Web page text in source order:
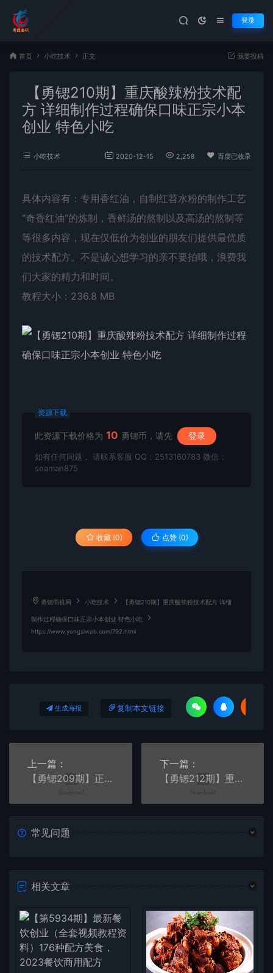
登录
首页 小吃技术 正文 我要投稿
【勇锶210期】重庆酸辣粉技术配
方 详细制作过程确保口味正宗小本
创业 特色小吃
小吃技术 2020-12-15 2,258 百度已收录
具体内容有：专用香红油，自制红苕水粉的制作工艺
“奇香红油”的炼制，香鲜汤的熬制以及高汤的熬制等
等很多内容，现在仅低价为创业的朋友们提供最优质
的技术配方。不是诚心想学习的亲不要拍哦，浪费我
们大家的精力和时间。
教程大小：236.8 MB
资源下载
此资源下载价格为 10 勇锶币，请先 登录
如有任何问题， 请联系客服 QQ：2513160783 微信：
seaman875
收藏 (0) 点赞 (0)
勇锶商机网 小吃技术 【勇锶210期】重庆酸辣粉技术配方 详细
制作过程确保口味正宗小本创业 特色小吃
https://www.yongsiweb.com/792.html
生成海报 复制本文链接
上一篇：
【勇锶209期】正宗桂林米粉制作教程 桂林米粉卤水配方 桂林米粉香料配方
下一篇：
【勇锶212期】重庆麻辣烫配方技术 底料 串串香 小吃技术配方全程详细详解 包会
常见问题
相关文章